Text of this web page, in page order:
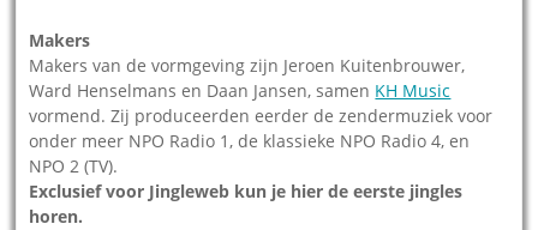
Makers
Makers van de vormgeving zijn Jeroen Kuitenbrouwer,
Ward Henselmans en Daan Jansen, samen KH Music
vormend. Zij produceerden eerder de zendermuziek voor
onder meer NPO Radio 1, de klassieke NPO Radio 4, en
NPO 2 (TV).
Exclusief voor Jingleweb kun je hier de eerste jingles
horen.